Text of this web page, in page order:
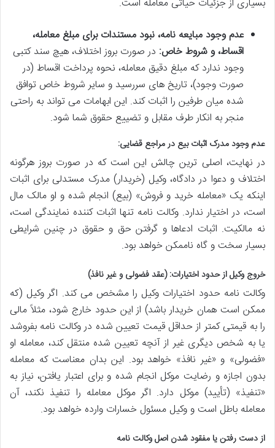
عدم وجود مبایعه نامه، نبود مستندات برای مبلغ معامله،
اقساط، و شروط خاص: در صورت بروز اختلاف، هیچ سند کتبی
وجود ندارد که مبلغ دقیق معامله، نحوه پرداخت اقساط (در
صورت وجود)، تاریخ های سررسید و سایر شروط خاص توافق
شده میان طرفین را اثبات کند. این ابهامات می تواند به راحتی
منجر به انکار طرف مقابل و تضییع حقوق شما شود.
عدم وجود مدرک اثبات بیع در مراجع قضایی:
در نهایت، اصلی ترین چالش این است که در صورت بروز هرگونه
اختلاف و دعوا در دادگاه، وکیل (خریدار) مدرک مستدلی برای اثبات
اینکه یک «معامله خرید و فروش» (بیع) انجام شده و او مالک مال
است، در اختیار ندارد. وکالت نامه تنها اثبات کننده نمایندگی است،
نه مالکیت. اثبات ادعاها و گرفتن حق و حقوق در چنین شرایطی
بسیار سخت و گاه ناممکن خواهد بود.
خروج وکیل از حدود اختیارات: (عقد فضولی و غیر نافذ)
وکالت نامه حدود اختیارات وکیل را مشخص می کند. اگر وکیل (که
ممکن است همان خریدار باشد) از این حدود خارج شود، مثلاً مالی
را به قیمتی کمتر از حداقل قیمت تعیین شده در وکالت نامه بفروشد
یا به شخص دیگری غیر از آنچه تعیین شده منتقل کند، معامله او
«فضولی» و «غیر نافذ» خواهد بود. این بدان معناست که معامله
بدون اجازه و رضایت موکل انجام شده و برای اعتبار یافتن، نیاز به
«تنفیذ» (تأیید) موکل دارد. اگر موکل معامله را تنفیذ نکند، آن
معامله باطل است و وکیل مسئول خسارات وارده خواهد بود.
از دست رفتن یا مفقود شدن اصل وکالت نامه